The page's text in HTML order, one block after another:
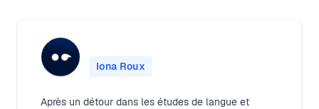
Iona Roux
Après un détour dans les études de langue et